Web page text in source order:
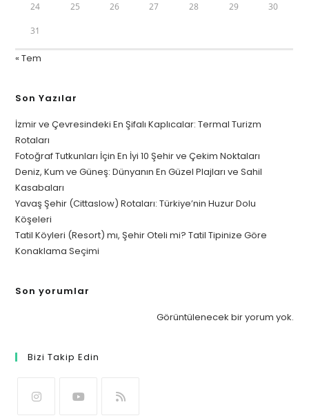
24 25 26 27 28 29 30
31
« Tem
Son Yazılar
İzmir ve Çevresindeki En Şifalı Kaplıcalar: Termal Turizm
Rotaları
Fotoğraf Tutkunları İçin En İyi 10 Şehir ve Çekim Noktaları
Deniz, Kum ve Güneş: Dünyanın En Güzel Plajları ve Sahil
Kasabaları
Yavaş Şehir (Cittaslow) Rotaları: Türkiye’nin Huzur Dolu
Köşeleri
Tatil Köyleri (Resort) mı, Şehir Oteli mi? Tatil Tipinize Göre
Konaklama Seçimi
Son yorumlar
Görüntülenecek bir yorum yok.
Bizi Takip Edin